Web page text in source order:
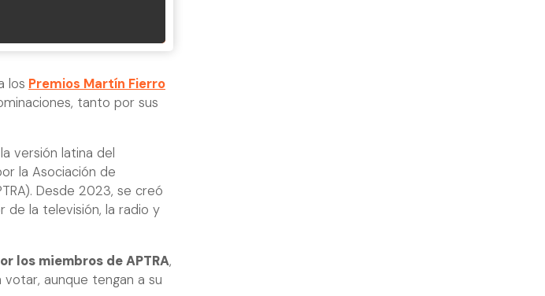
los Premios Martín Fierro
tanto por sus
versión latina del
la Asociación de
Desde 2023, se creó
de la televisión, la radio y
los miembros de APTRA,
aunque tengan a su